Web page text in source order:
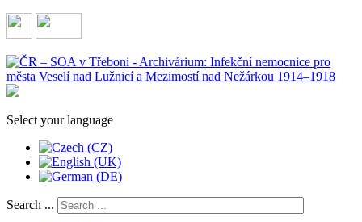
Select your language
Search ...